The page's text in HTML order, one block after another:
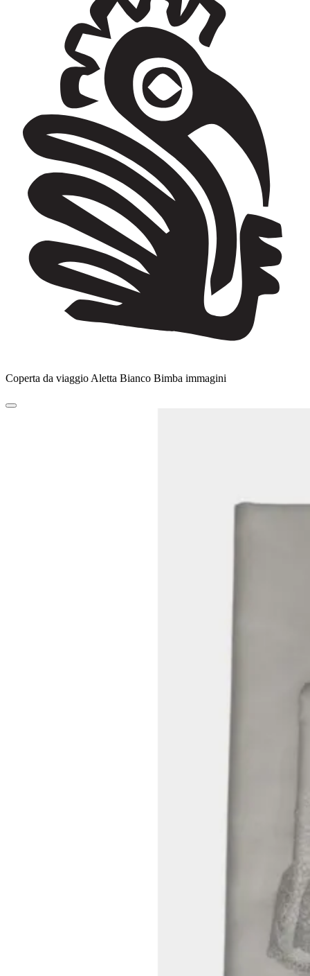
Coperta da viaggio Aletta Bianco Bimba immagini